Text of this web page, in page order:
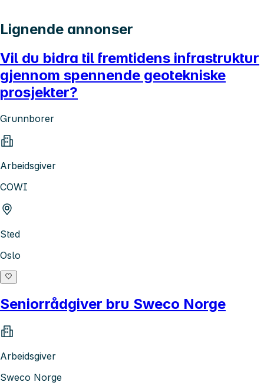
Lignende annonser
Vil du bidra til fremtidens infrastruktur
gjennom spennende geotekniske
prosjekter?
Grunnborer
Arbeidsgiver
COWI
Sted
Oslo
Seniorrådgiver bru Sweco Norge
Arbeidsgiver
Sweco Norge